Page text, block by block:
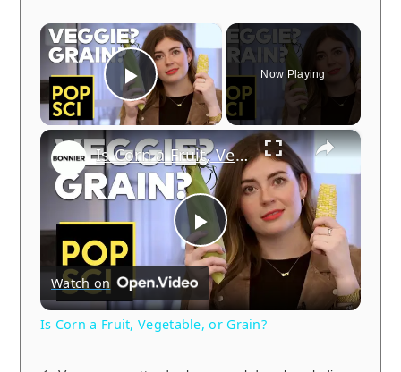
×
Play
Video
Now Playing
×
Play
Video
Is Corn a Fruit, Vegetable, or Grain?
Watch on
Is Corn a Fruit, Vegetable, or Grain?